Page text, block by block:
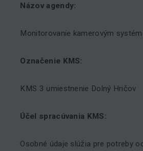
Názov agendy:
Monitorovanie kamerovým
Označenie KMS:
KMS 3 umiestnenie Dolný Hričov
Účel spracúvania KMS:
Osobné údaje slúžia pre potreby